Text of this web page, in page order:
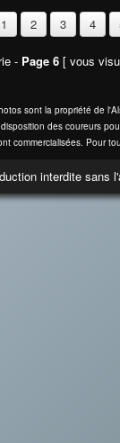
1 2 3 4
- Page 6[ vous
sont la propriété de
des coureurs
commercialisées. Pour
interdite sans